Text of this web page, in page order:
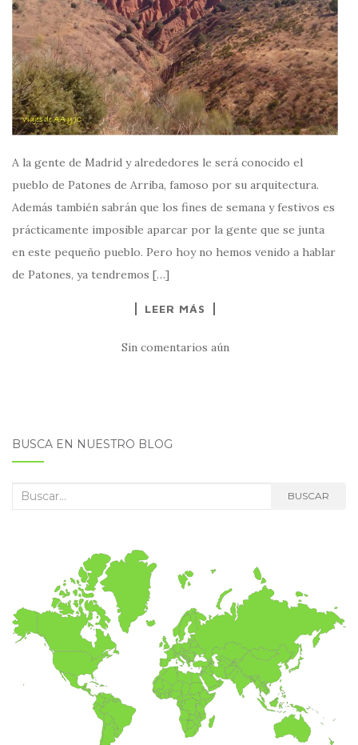
A la gente de Madrid y alrededores le será conocido el
pueblo de Patones de Arriba, famoso por su arquitectura.
Además también sabrán que los fines de semana y festivos es
prácticamente imposible aparcar por la gente que se junta
en este pequeño pueblo. Pero hoy no hemos venido a hablar
de Patones, ya tendremos […]
LEER MÁS
Sin comentarios aún
BUSCA EN NUESTRO BLOG
Buscar: BUSCAR